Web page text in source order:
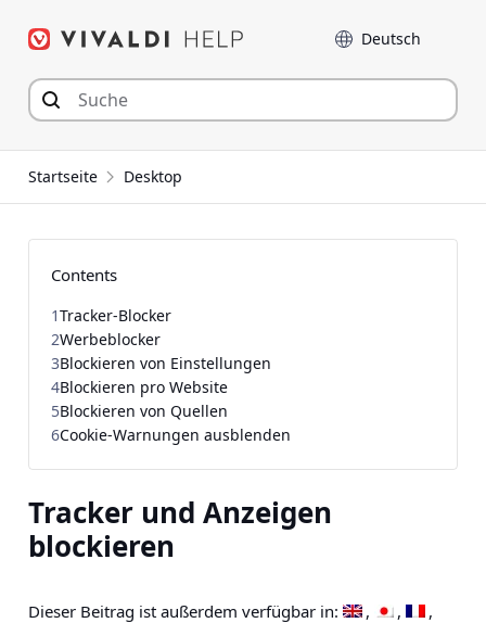
Inhalt
Sprache
Startseite Desktop
Tracker und Anzeigen
blockieren
Dieser Beitrag ist außerdem verfügbar in:
Contents
1Tracker-Blocker
2Werbeblocker
3Blockieren von Einstellungen
4Blockieren pro Website
5Blockieren von Quellen
6Cookie-Warnungen ausblenden